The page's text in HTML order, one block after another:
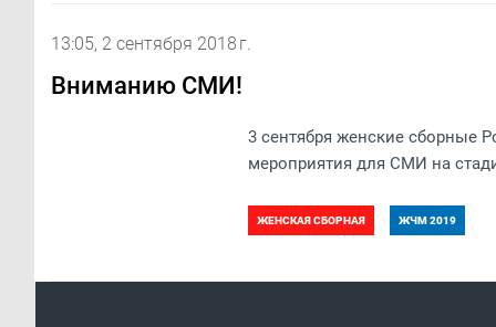
13:05, 2 сентября 2018 г.
Вниманию СМИ!
3 сентября женские сборные
мероприятия для СМИ на
ЖЕНСКАЯ СБОРНАЯ ЖЧМ 2019